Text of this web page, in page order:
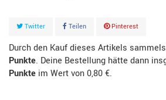
Twitter Teilen Pinterest
Durch den Kauf dieses Artikels
Punkte. Deine Bestellung hätte dann
Punkte im Wert von0,80 €.